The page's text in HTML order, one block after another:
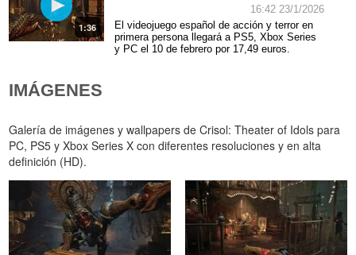
1:36
16:42 23/1/2026
El videojuego español de acción y terror en
primera persona llegará a PS5, Xbox Series
y PC el 10 de febrero por 17,49 euros.
IMÁGENES
Galería de imágenes y wallpapers de Crisol: Theater of Idols para
PC, PS5 y Xbox Series X con diferentes resoluciones y en alta
definición (HD).